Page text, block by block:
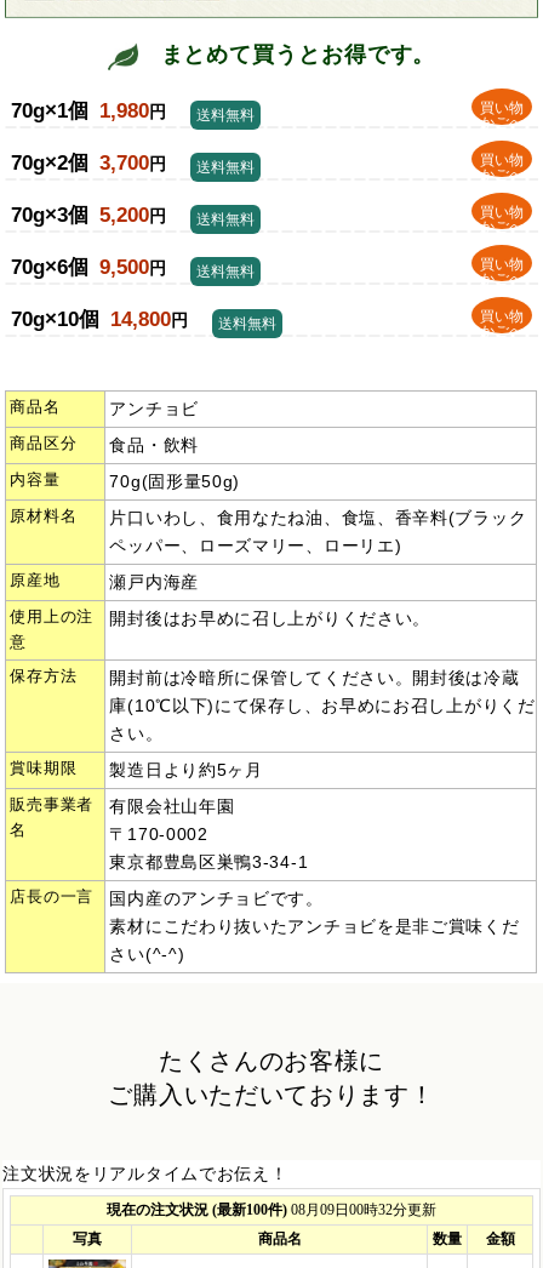
まとめて買うとお得です。
70g×1個 1,980円
買い物
かごへ
送料無料
70g×2個 3,700円
買い物
かごへ
送料無料
70g×3個 5,200円
買い物
かごへ
送料無料
70g×6個 9,500円
買い物
かごへ
送料無料
70g×10個 14,800円
買い物
かごへ
送料無料
商品名 アンチョビ
商品区分 食品・飲料
内容量 70g(固形量50g)
原材料名
片口いわし、食用なたね油、食塩、香辛料(ブラック
ペッパー、ローズマリー、ローリエ)
原産地 瀬戸内海産
使用上の注
意
開封後はお早めに召し上がりください。
保存方法
開封前は冷暗所に保管してください。開封後は冷蔵
庫(10℃以下)にて保存し、お早めにお召し上がりくだ
さい。
賞味期限 製造日より約5ヶ月
販売事業者
名
有限会社山年園
〒170-0002
東京都豊島区巣鴨3-34-1
店長の一言
国内産のアンチョビです。
素材にこだわり抜いたアンチョビを是非ご賞味くだ
さい(^-^)
たくさんのお客様に
ご購入いただいております！
注文状況をリアルタイムでお伝え！